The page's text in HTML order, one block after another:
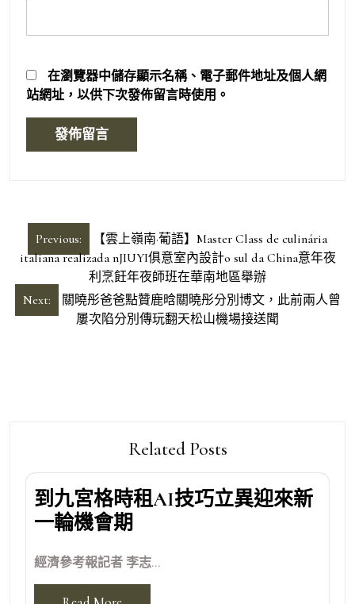
在瀏覽器中儲存顯示名稱、電子郵件地址及個人網
站網址，以供下次發佈留言時使用。
章
導
覽
Previous:
【雲上嶺南·葡語】Master Class de culinária
italiana realizada nJIUYI俱意室內設計o sul da China意年夜
利烹飪年夜師班在華南地區舉辦
Next:
關曉彤爸爸點贊鹿晗關曉彤分別博文，此前兩人曾
屢次陷分別傳玩翻天松山機場接送聞
Related Posts
到九宮格時租AI技巧立異迎來新
一輪機會期
經濟參考報記者 李志...